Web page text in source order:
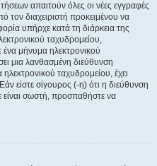
απαιτούν όλες οι νέες εγγραφές
τον διαχειριστή προκειμένου να
υπήρχε κατά τη διάρκεια της
ταχυδρομείου,
ένα μήνυμα ηλεκτρονικού
μια λανθασμένη διεύθυνση
ταχυδρομείου, έχει
είστε σίγουρος (-η) ότι η διεύθυνση
σωστή, προσπαθήστε να